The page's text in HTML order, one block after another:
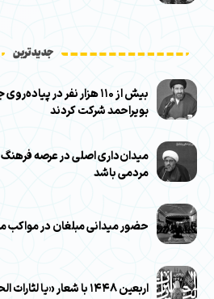
جدیدترین
بیش از ۱۱۰ هزار نفر در
بویراحمد شرکت کردند
میدان‌داری اصلی در عرصه فرهنگ
مردمی باشد
حضور میدانی مبلغان در مواکب
اربعین ۱۴۴۸ با شعار «یا لثارات الحسین» برگزار شد